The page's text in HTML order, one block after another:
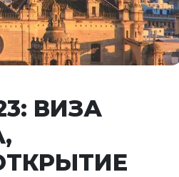
ВИЗА